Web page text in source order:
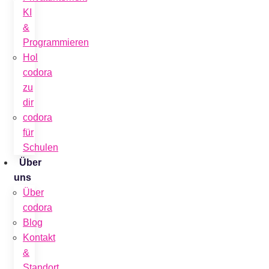
KI
&
Programmieren
Hol
codora
zu
dir
codora
für
Schulen
Über
uns
Über
codora
Blog
Kontakt
&